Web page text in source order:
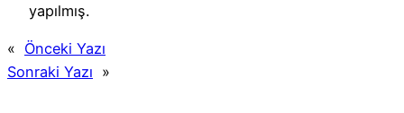
yapılmış.
« Önceki Yazı
Sonraki Yazı »